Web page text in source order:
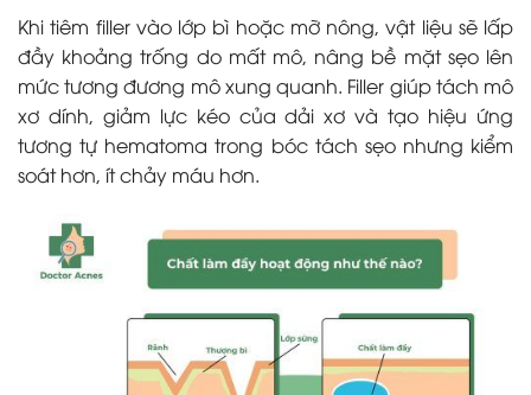
Khi tiêm filler vào lớp bì hoặc mỡ nông, vật liệu sẽ lấp
đầy khoảng trống do mất mô, nâng bề mặt sẹo lên
mức tương đương mô xung quanh. Filler giúp tách mô
xơ dính, giảm lực kéo của dải xơ và tạo hiệu ứng
tương tự hematoma trong bóc tách sẹo nhưng kiểm
soát hơn, ít chảy máu hơn.